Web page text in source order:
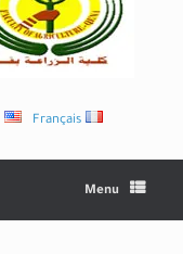
Français
Menu